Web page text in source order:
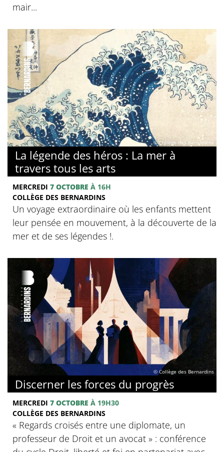
mair...
© Collège des Bernardins
La légende des héros : La mer à
travers tous les arts
MERCREDI 7 OCTOBRE À 16H
COLLÈGE DES BERNARDINS
Un voyage extraordinaire où les enfants mettent
leur pensée en mouvement, à la découverte de la
mer et de ses légendes !.
© Collège des Bernardins
Discerner les forces du progrès
MERCREDI 7 OCTOBRE À 19H30
COLLÈGE DES BERNARDINS
‍« Regards croisés entre une diplomate, un
professeur de Droit et un avocat » : conférence